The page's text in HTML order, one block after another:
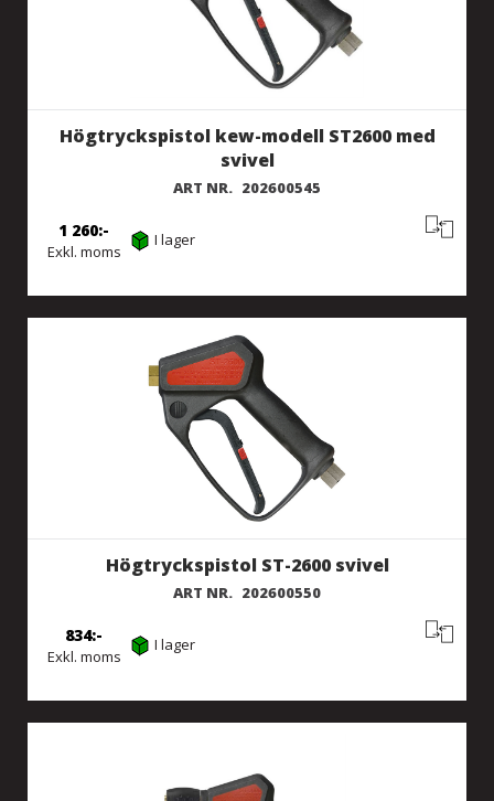
Högtryckspistol kew-modell ST2600 med
svivel
ART NR. 202600545
Exkl. moms
1 260 I lager
Högtryckspistol ST-2600 svivel
ART NR. 202600550
Exkl. moms
834 I lager